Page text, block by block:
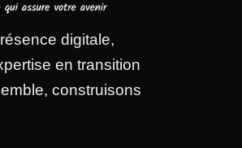
digitale,
en transition
construisons